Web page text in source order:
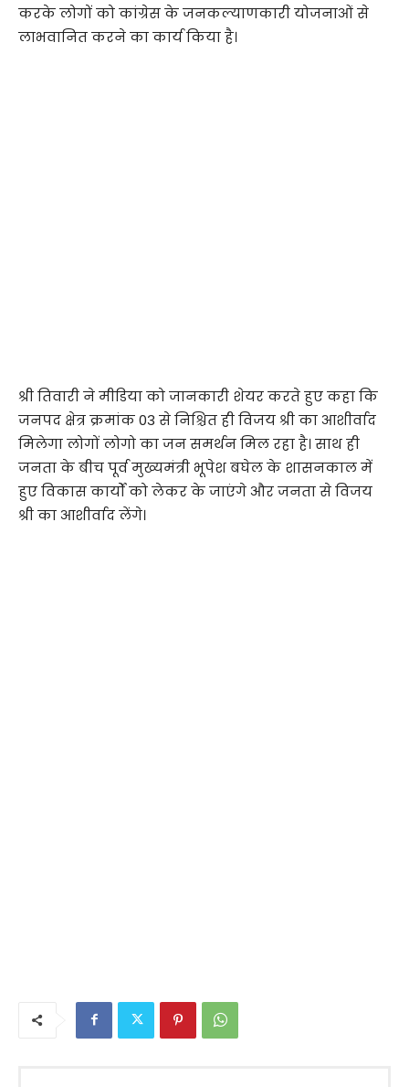
करके लोगों को कांग्रेस के जनकल्याणकारी योजनाओं से
लाभवानित करने का कार्य किया है।
श्री तिवारी ने मीडिया को जानकारी शेयर करते हुए कहा कि
जनपद क्षेत्र क्रमांक 03 से निश्चित ही विजय श्री का आशीर्वाद
मिलेगा लोगों लोगो का जन समर्थन मिल रहा है। साथ ही
जनता के बीच पूर्व मुख्यमंत्री भूपेश बघेल के शासनकाल में
हुए विकास कार्यों को लेकर के जाएंगे और जनता से विजय
श्री का आशीर्वाद लेंगे।